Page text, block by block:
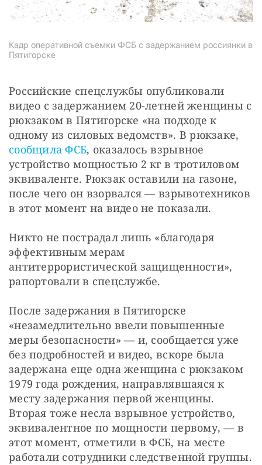
Кадр оперативной съемки ФСБ с задержанием россиянки в
Пятигорске
Российские спецслужбы опубликовали
видео с задержанием 20-летней женщины с
рюкзаком в Пятигорске «на подходе к
сообщила ФСБ, оказалось взрывное
устройство мощностью 2 кг в тротиловом
эквиваленте. Рюкзак оставили на газоне,
после чего он взорвался — взрывотехников
в этот момент на видео не показали.
Никто не пострадал лишь «благодаря
эффективным мерам
антитеррористической защищенности»,
рапортовали в спецслужбе.
После задержания в Пятигорске
«незамедлительно ввели повышенные
меры безопасности» — и, сообщается уже
без подробностей и видео, вскоре была
задержана еще одна женщина с рюкзаком
1979 года рождения, направлявшаяся к
месту задержания первой женщины.
Вторая тоже несла взрывное устройство,
эквивалентное по мощности первому, — в
этот момент, отметили в ФСБ, на месте
работали сотрудники следственной группы.